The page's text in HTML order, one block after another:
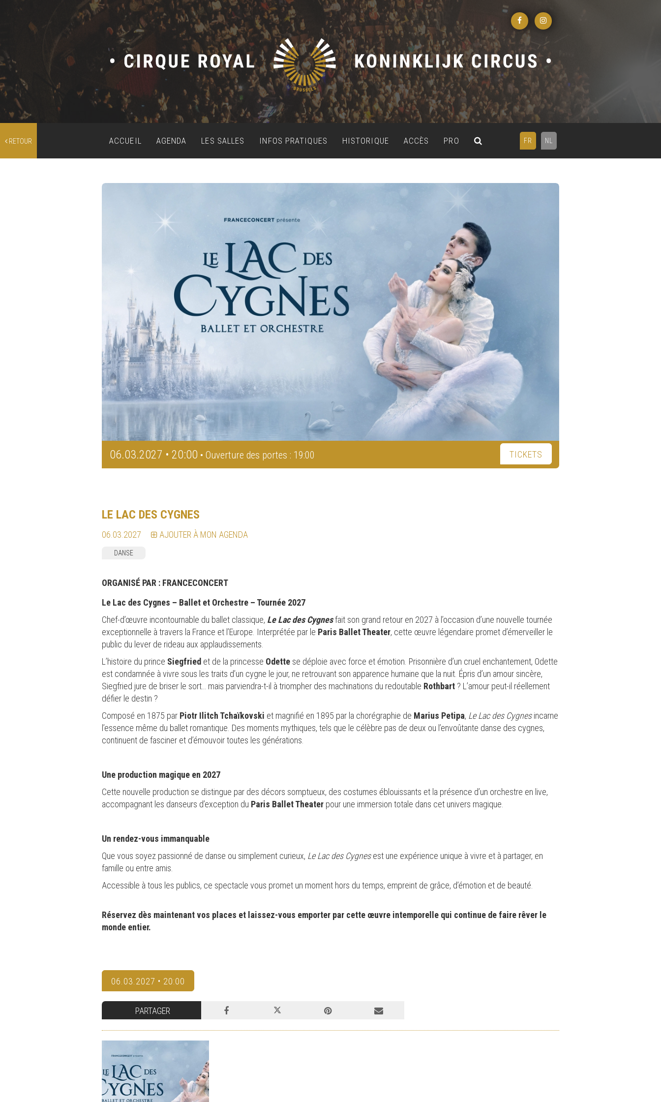
RETOUR FR NL
ACCUEIL AGENDA LES SALLES INFOS PRATIQUES HISTORIQUE ACCÈS PRO
06.03.2027 • 20:00 • Ouverture des portes : 19:00 TICKETS
LE LAC DES CYGNES
06.03.2027 AJOUTER À MON AGENDA
DANSE
ORGANISÉ PAR : FRANCECONCERT
Le Lac des Cygnes – Ballet et Orchestre – Tournée 2027
Chef-d’œuvre incontournable du ballet classique, Le Lac des Cygnesfait son grand retour en 2027 à l’occasion d’une nouvelle tournée
exceptionnelle à travers la France et l’Europe. Interprétée par le Paris Ballet Theater, cette œuvre légendaire promet d’émerveiller le
public du lever de rideau aux applaudissements.
L’histoire du prince Siegfried et de la princesse Odette se déploie avec force et émotion. Prisonnière d’un cruel enchantement, Odette
est condamnée à vivre sous les traits d’un cygne le jour, ne retrouvant son apparence humaine que la nuit. Épris d’un amour sincère,
Siegfried jure de briser le sort… mais parviendra-t-il à triompher des machinations du redoutable Rothbart ? L’amour peut-il réellement
défier le destin ?
Composé en 1875 par Piotr Ilitch Tchaïkovski et magnifié en 1895 par la chorégraphie de Marius Petipa, Le Lac des Cygnesincarne
l’essence même du ballet romantique. Des moments mythiques, tels que le célèbre pas de deux ou l’envoûtante danse des cygnes,
continuent de fasciner et d’émouvoir toutes les générations.
Une production magique en 2027
Cette nouvelle production se distingue par des décors somptueux, des costumes éblouissants et la présence d’un orchestre en live,
accompagnant les danseurs d’exception du Paris Ballet Theater pour une immersion totale dans cet univers magique.
Un rendez-vous immanquable
Que vous soyez passionné de danse ou simplement curieux, Le Lac des Cygnesest une expérience unique à vivre et à partager, en
famille ou entre amis.
Accessible à tous les publics, ce spectacle vous promet un moment hors du temps, empreint de grâce, d’émotion et de beauté.
Réservez dès maintenant vos places et laissez-vous emporter par cette œuvre intemporelle qui continue de faire rêver le
monde entier.
06.03.2027 • 20:00
PARTAGER